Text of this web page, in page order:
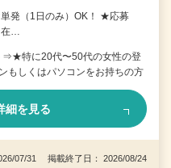
発（1日のみ）OK！ ★応募
在…
⇒★特に20代〜50代の女性の登
しくはパソコンをお持ちの方
細を見る
07/31 掲載終了日： 2026/08/24